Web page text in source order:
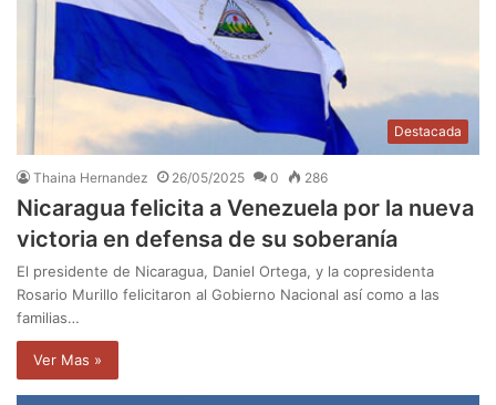
Destacada
Thaina Hernandez 26/05/2025 0 286
Nicaragua felicita a Venezuela por la nueva
victoria en defensa de su soberanía
El presidente de Nicaragua, Daniel Ortega, y la copresidenta
Rosario Murillo felicitaron al Gobierno Nacional así como a las
familias…
Ver Mas »